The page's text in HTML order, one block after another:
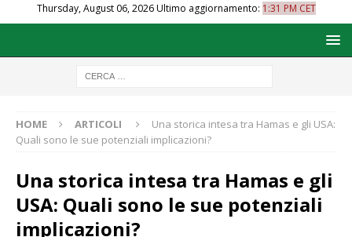
Thursday, August 06, 2026Ultimo aggiornamento: 1:31 PM CET
HOME ARTICOLI
Una storica intesa tra Hamas e gli USA:
Quali sono le sue potenziali implicazioni?
Una storica intesa tra Hamas e gli
USA: Quali sono le sue potenziali
implicazioni?